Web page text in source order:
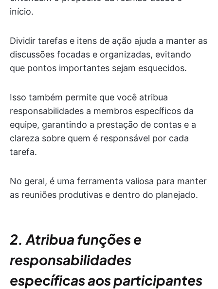
início.
Dividir tarefas e itens de ação ajuda a manter as
discussões focadas e organizadas, evitando
que pontos importantes sejam esquecidos.
Isso também permite que você atribua
responsabilidades a membros específicos da
equipe, garantindo a prestação de contas e a
clareza sobre quem é responsável por cada
tarefa.
No geral, é uma ferramenta valiosa para manter
as reuniões produtivas e dentro do planejado.
2. Atribua funções e
responsabilidades
específicas aos participantes